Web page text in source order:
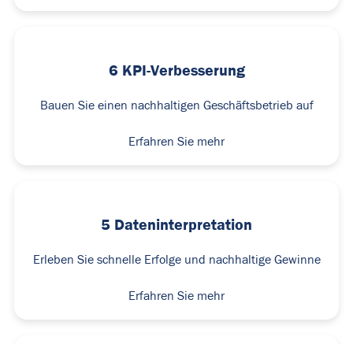
6 KPI-Verbesserung
Bauen Sie einen nachhaltigen Geschäftsbetrieb auf
Erfahren Sie mehr
5 Dateninterpretation
Erleben Sie schnelle Erfolge und nachhaltige Gewinne
Erfahren Sie mehr